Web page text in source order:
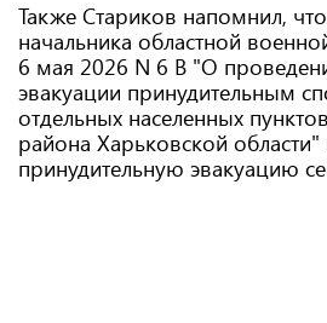
Также Стариков напомнил,
начальника областной
6 мая 2026 N 6 В "О
эвакуации принудительным
отдельных населенных
района Харьковской области"
принудительную эвакуацию